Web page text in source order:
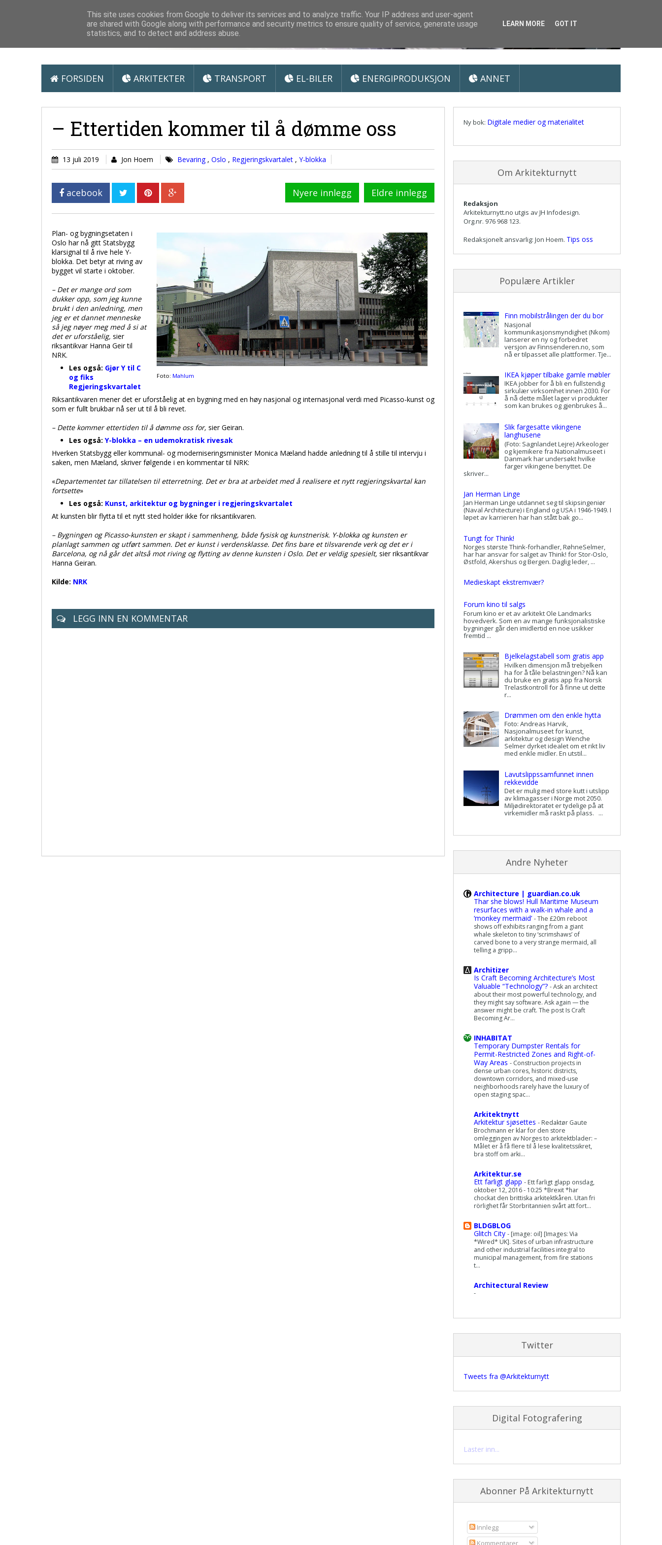
Arkitektur & Miljøteknologi
FORSIDEN ARKITEKTER TRANSPORT EL-BILER ENERGIPRODUKSJON ANNET
– Ettertiden kommer til å dømme oss
13 juli 2019 Jon Hoem Bevaring , Oslo , Regjeringskvartalet , Y-blokka
acebook Nyere innlegg Eldre innlegg
Foto: Mahlum
Plan- og bygningsetaten i
Oslo har nå gitt Statsbygg
klarsignal til å rive hele Y-
blokka. Det betyr at riving av
bygget vil starte i oktober.
– Det er mange ord som
dukker opp, som jeg kunne
brukt i den anledning, men
jeg er et dannet menneske
så jeg nøyer meg med å si at
det er uforståelig, sier
riksantikvar Hanna Geir til
NRK.
Les også: Gjør Y til C
og fiks
Regjeringskvartalet
Riksantikvaren mener det er uforståelig at en bygning med en høy nasjonal og internasjonal verdi med Picasso-kunst og
som er fullt brukbar nå ser ut til å bli revet.
– Dette kommer ettertiden til å dømme oss for, sier Geiran.
Les også: Y-blokka – en udemokratisk rivesak
Hverken Statsbygg eller kommunal- og moderniseringsminister Monica Mæland hadde anledning til å stille til intervju i
saken, men Mæland, skriver følgende i en kommentar til NRK:
«Departementet tar tillatelsen til etterretning. Det er bra at arbeidet med å realisere et nytt regjeringskvartal kan
fortsette»
Les også: Kunst, arkitektur og bygninger i regjeringskvartalet
At kunsten blir flytta til et nytt sted holder ikke for riksantikvaren.
– Bygningen og Picasso-kunsten er skapt i sammenheng, både fysisk og kunstnerisk. Y-blokka og kunsten er
planlagt sammen og utført sammen. Det er kunst i verdensklasse. Det fins bare et tilsvarende verk og det er i
Barcelona, og nå går det altså mot riving og flytting av denne kunsten i Oslo. Det er veldig spesielt, sier riksantikvar
Hanna Geiran.
Kilde: NRK
LEGG INN EN KOMMENTAR
Ny bok: Digitale medier og materialitet
Om Arkitekturnytt
Redaksjon
Arkitekturnytt.no utgis av JH Infodesign.
Org.nr. 976 968 123.
Redaksjonelt ansvarlig: Jon Hoem. Tips oss
Populære Artikler
Finn mobilstrålingen der du bor
Nasjonal
kommunikasjonsmyndighet (Nkom)
lanserer en ny og forbedret
versjon av Finnsenderen.no, som
nå er tilpasset alle plattformer. Tje...
IKEA kjøper tilbake gamle møbler
IKEA jobber for å bli en fullstendig
sirkulær virksomhet innen 2030. For
å nå dette målet lager vi produkter
som kan brukes og gjenbrukes å...
Slik fargesatte vikingene
langhusene
(Foto: Sagnlandet Lejre) Arkeologer
og kjemikere fra Nationalmuseet i
Danmark har undersøkt hvilke
farger vikingene benyttet. De
skriver...
Jan Herman Linge
Jan Herman Linge utdannet seg til skipsingeniør
(Naval Architecture) i England og USA i 1946-1949. I
løpet av karrieren har han stått bak go...
Tungt for Think!
Norges største Think-forhandler, RøhneSelmer,
har har ansvar for salget av Think! for Stor-Oslo,
Østfold, Akershus og Bergen. Daglig leder, ...
Medieskapt ekstremvær?
Forum kino til salgs
Forum kino er et av arkitekt Ole Landmarks
hovedverk. Som en av mange funksjonalistiske
bygninger går den imidlertid en noe usikker
fremtid ...
Bjelkelagstabell som gratis app
Hvilken dimensjon må trebjelken
ha for å tåle belastningen? Nå kan
du bruke en gratis app fra Norsk
Trelastkontroll for å finne ut dette
r...
Drømmen om den enkle hytta
Foto: Andreas Harvik,
Nasjonalmuseet for kunst,
arkitektur og design Wenche
Selmer dyrket idealet om et rikt liv
med enkle midler. En utstil...
Lavutslippssamfunnet innen
rekkevidde
Det er mulig med store kutt i utslipp
av klimagasser i Norge mot 2050.
Miljødirektoratet er tydelige på at
virkemidler må raskt på plass. ...
Andre Nyheter
Architecture | guardian.co.uk
Thar she blows! Hull Maritime Museum
resurfaces with a walk-in whale and a
‘monkey mermaid’ -The £20m reboot
shows off exhibits ranging from a giant
whale skeleton to tiny ‘scrimshaws’ of
carved bone to a very strange mermaid, all
telling a gripp...
Architizer
Is Craft Becoming Architecture’s Most
Valuable “Technology”? -Ask an architect
about their most powerful technology, and
they might say software. Ask again — the
answer might be craft. The post Is Craft
Becoming Ar...
INHABITAT
Temporary Dumpster Rentals for
Permit-Restricted Zones and Right-of-
Way Areas - Construction projects in
dense urban cores, historic districts,
downtown corridors, and mixed-use
neighborhoods rarely have the luxury of
open staging spac...
Arkitektnytt
Arkitektur sjøsettes - Redaktør Gaute
Brochmann er klar for den store
omleggingen av Norges to arkitektblader: –
Målet er å få flere til å lese kvalitetssikret,
bra stoff om arki...
Arkitektur.se
Ett farligt glapp - Ett farligt glapp onsdag,
oktober 12, 2016 - 10:25 *Brexit *har
chockat den brittiska arkitektkåren. Utan fri
rörlighet får Storbritannien svårt att fort...
BLDGBLOG
Glitch City - [image: oil] [Images: Via
*Wired* UK]. Sites of urban infrastructure
and other industrial facilities integral to
municipal management, from fire stations
t...
Architectural Review
-
Twitter
Tweets fra @Arkitekturnytt
Digital Fotografering
Laster inn...
Abonner På Arkitekturnytt
Innlegg
Kommentarer
This site uses cookies from Google to deliver its services and to analyze traffic. Your IP address and user-agent
are shared with Google along with performance and security metrics to ensure quality of service, generate usage
statistics, and to detect and address abuse.
LEARN MORE GOT IT